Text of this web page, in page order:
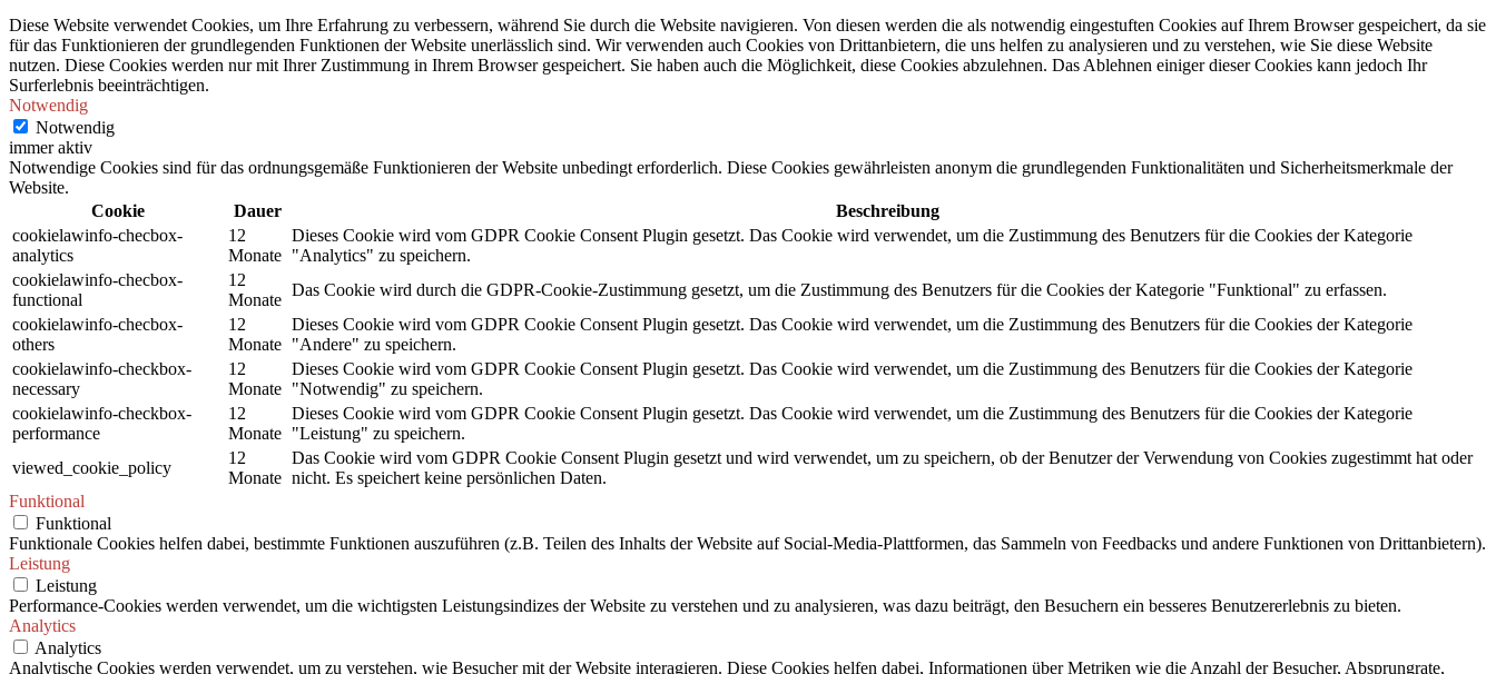
Diese Website verwendet Cookies, um Ihre Erfahrung zu verbessern, während Sie durch die Website navigieren. Von diesen werden die als notwendig eingestuften Cookies auf Ihrem Browser gespeichert, da sie
für das Funktionieren der grundlegenden Funktionen der Website unerlässlich sind. Wir verwenden auch Cookies von Drittanbietern, die uns helfen zu analysieren und zu verstehen, wie Sie diese Website
nutzen. Diese Cookies werden nur mit Ihrer Zustimmung in Ihrem Browser gespeichert. Sie haben auch die Möglichkeit, diese Cookies abzulehnen. Das Ablehnen einiger dieser Cookies kann jedoch Ihr
Surferlebnis beeinträchtigen.
Notwendig
Notwendig
immer aktiv
Notwendige Cookies sind für das ordnungsgemäße Funktionieren der Website unbedingt erforderlich. Diese Cookies gewährleisten anonym die grundlegenden Funktionalitäten und Sicherheitsmerkmale der
Website.
Cookie
Dauer
Beschreibung
cookielawinfo-checbox-
analytics
12
Monate
Dieses Cookie wird vom GDPR Cookie Consent Plugin gesetzt. Das Cookie wird verwendet, um die Zustimmung des Benutzers für die Cookies der Kategorie
"Analytics" zu speichern.
cookielawinfo-checbox-
functional
12
Monate
Das Cookie wird durch die GDPR-Cookie-Zustimmung gesetzt, um die Zustimmung des Benutzers für die Cookies der Kategorie "Funktional" zu erfassen.
cookielawinfo-checbox-
others
12
Monate
Dieses Cookie wird vom GDPR Cookie Consent Plugin gesetzt. Das Cookie wird verwendet, um die Zustimmung des Benutzers für die Cookies der Kategorie
"Andere" zu speichern.
cookielawinfo-checkbox-
necessary
12
Monate
Dieses Cookie wird vom GDPR Cookie Consent Plugin gesetzt. Das Cookie wird verwendet, um die Zustimmung des Benutzers für die Cookies der Kategorie
"Notwendig" zu speichern.
cookielawinfo-checkbox-
performance
12
Monate
Dieses Cookie wird vom GDPR Cookie Consent Plugin gesetzt. Das Cookie wird verwendet, um die Zustimmung des Benutzers für die Cookies der Kategorie
"Leistung" zu speichern.
viewed_cookie_policy
12
Monate
Das Cookie wird vom GDPR Cookie Consent Plugin gesetzt und wird verwendet, um zu speichern, ob der Benutzer der Verwendung von Cookies zugestimmt hat oder
nicht. Es speichert keine persönlichen Daten.
Funktional
Funktional
Funktionale Cookies helfen dabei, bestimmte Funktionen auszuführen (z.B. Teilen des Inhalts der Website auf Social-Media-Plattformen, das Sammeln von Feedbacks und andere Funktionen von Drittanbietern).
Leistung
Leistung
Performance-Cookies werden verwendet, um die wichtigsten Leistungsindizes der Website zu verstehen und zu analysieren, was dazu beiträgt, den Besuchern ein besseres Benutzererlebnis zu bieten.
Analytics
Analytics
Analytische Cookies werden verwendet, um zu verstehen, wie Besucher mit der Website interagieren. Diese Cookies helfen dabei, Informationen über Metriken wie die Anzahl der Besucher, Absprungrate,